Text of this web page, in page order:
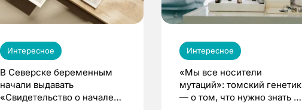
Интересное
В Северске беременным
начали выдавать
«Свидетельство о начале
Интересное
«Мы все носители
мутаций»: томский генетик
— о том, что нужно знать до